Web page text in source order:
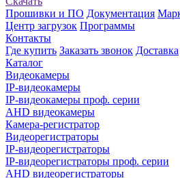
Прошивки и ПО Документация
Центр загрузок Программы
Контакты
Где купить Заказать звонок Доставка
Каталог
Видеокамеры
IP-видеокамеры
IP-видеокамеры проф. серии
AHD видеокамеры
Камера-регистратор
Видеорегистраторы
IP-видеорегистраторы
IP-видеорегистраторы проф. серии
AHD видеорегистраторы